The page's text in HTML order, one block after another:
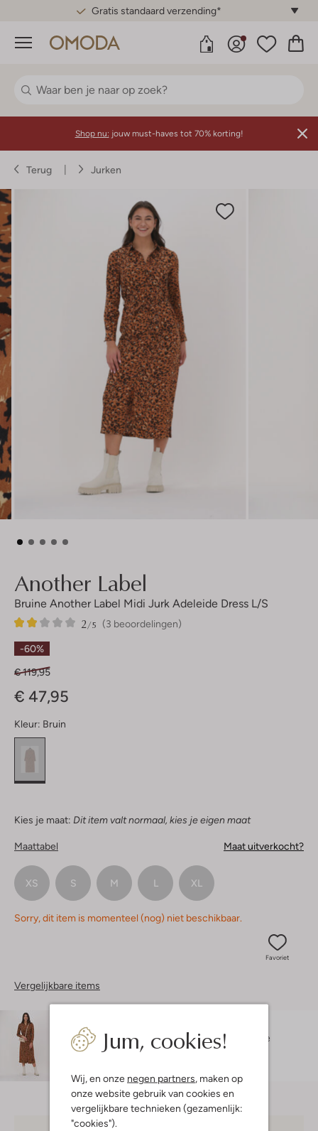
Gratis standaard verzending*
Menu
Jum, cookies!
Wij, en onze negen partners , maken op
onze website gebruik van cookies en
vergelijkbare technieken (gezamenlijk:
"cookies").
Shop nu: jouw must-haves tot 70% korting!
Terug Jurken
Another Label
Bruine Another Label Midi Jurk Adeleide Dress L/s
(3 beoordelingen)
2/5
3
2
Sterren
-60%
€ 119,95
€ 47,95
Kleur: Bruin
Kies je maat: Dit item valt normaal, kies je eigen maat
Maattabel Maat uitverkocht?
XS S M L XL
Sorry, dit item is momenteel (nog) niet beschikbaar.
Favoriet
Vergelijkbare items
Donna is 1 meter 82 lang en draagt maat S.
De
pasvorm is
getailleerd